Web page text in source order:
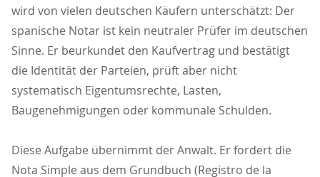
wird von vielen deutschen Käufern unterschätzt: Der
spanische Notar ist kein neutraler Prüfer im deutschen
Sinne. Er beurkundet den Kaufvertrag und bestätigt
die Identität der Parteien, prüft aber nicht
systematisch Eigentumsrechte, Lasten,
Baugenehmigungen oder kommunale Schulden.
Diese Aufgabe übernimmt der Anwalt. Er fordert die
Nota Simple aus dem Grundbuch (Registro de la